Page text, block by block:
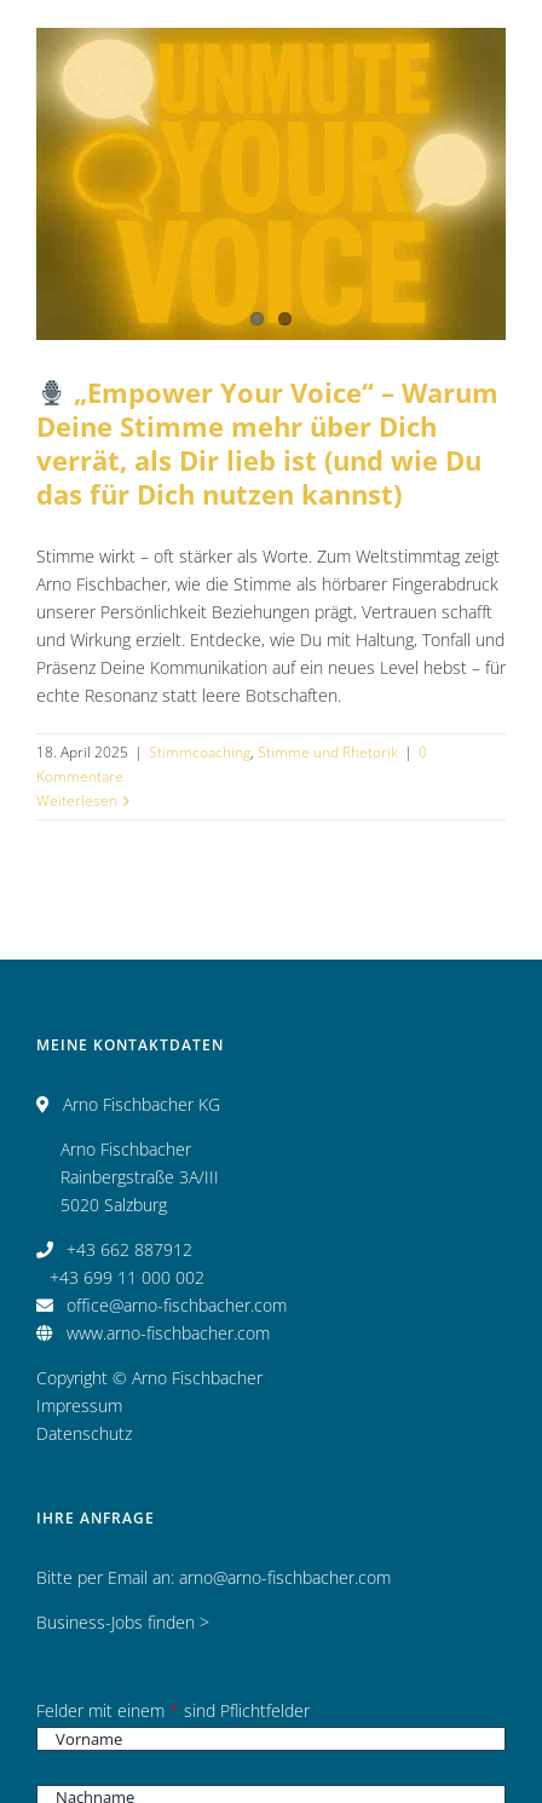
„Empower Your Voice“ – Warum
Deine Stimme mehr über Dich verrät,
als Dir lieb ist (und wie Du das für Dich
nutzen kannst)
„Empower Your Voice“ – Warum
Deine Stimme mehr über Dich
verrät, als Dir lieb ist (und wie Du
das für Dich nutzen kannst)
Stimme wirkt – oft stärker als Worte. Zum Weltstimmtag zeigt
Arno Fischbacher, wie die Stimme als hörbarer Fingerabdruck
unserer Persönlichkeit Beziehungen prägt, Vertrauen schafft
und Wirkung erzielt. Entdecke, wie Du mit Haltung, Tonfall und
Präsenz Deine Kommunikation auf ein neues Level hebst – für
echte Resonanz statt leere Botschaften.
18. April 2025 | Stimmcoaching, Stimme und Rhetorik | 0
Kommentare
Weiterlesen
MEINE KONTAKTDATEN
Arno Fischbacher KG
Arno Fischbacher
Rainbergstraße 3A/III
5020 Salzburg
+43 662 887912
+43 699 11 000 002
office@arno-fischbacher.com
www.arno-fischbacher.com
Copyright © Arno Fischbacher
Impressum
Datenschutz
IHRE ANFRAGE
Bitte per Email an: arno@arno-fischbacher.com
Business-Jobs finden >
Felder mit einem * sind Pflichtfelder